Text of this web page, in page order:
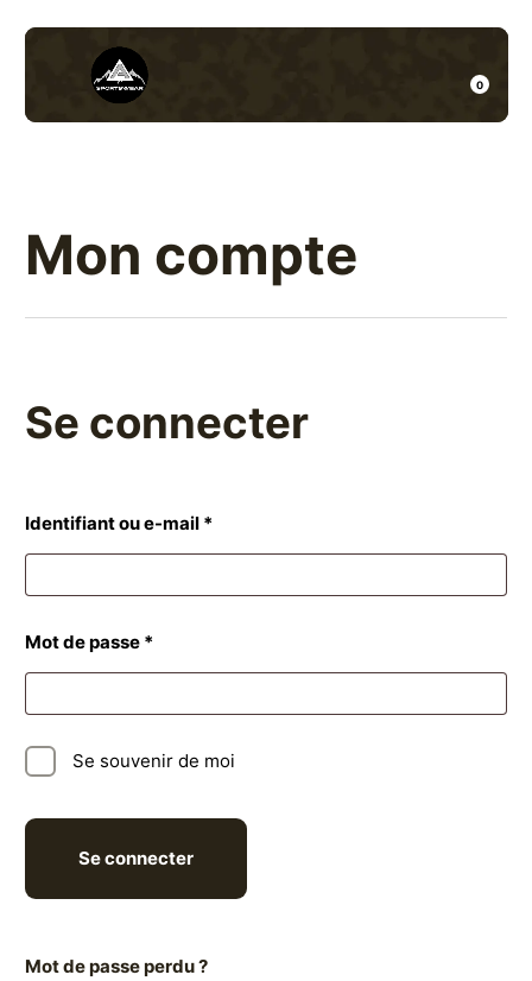
Mobile
Angele-
Toggle
0
Mon compte
Se connecter
Identifiant ou e-mail *Obligatoire
Mot de passe *Obligatoire
Se souvenir de moi
Se connecter
Mot de passe perdu ?